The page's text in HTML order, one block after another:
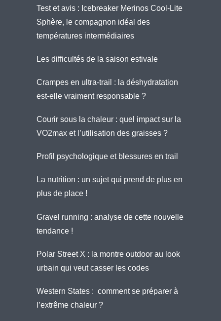
Test et avis : Icebreaker Merinos Cool-Lite
Sphère, le compagnon idéal des
températures intermédiaires
Les difficultés de la saison estivale
Crampes en ultra-trail : la déshydratation
est-elle vraiment responsable ?
Courir sous la chaleur : quel impact sur la
VO2max et l’utilisation des graisses ?
Profil psychologique et blessures en trail
La nutrition : un sujet qui prend de plus en
plus de place !
Gravel running : analyse de cette nouvelle
tendance !
Polar Street X : la montre outdoor au look
urbain qui veut casser les codes
Western States : comment se préparer à
l’extrême chaleur ?